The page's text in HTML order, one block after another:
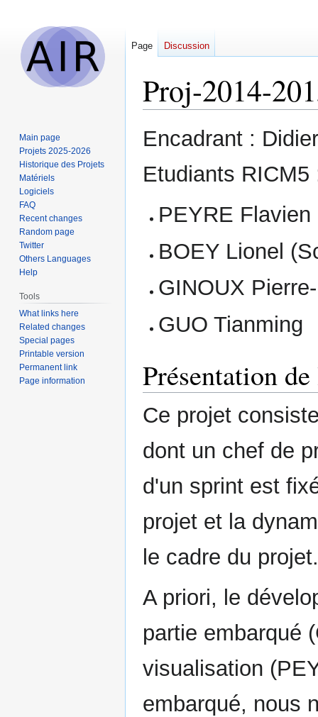
Proj-2014-
Jump
to
Jump
to
Encadrant :
Etudiants RICM5
PEYRE
BOEY Lionel
GINOUX
GUO Tianming
Présentation
Ce projet
dont un chef de
d'un sprint est
projet et la
le cadre du projet.
A priori, le
partie embarqué
visualisation
embarqué, nous
Page Discussion
Main page
Projets 2025-2026
Historique des Projets
Matériels
Logiciels
FAQ
Recent changes
Random page
Twitter
Others Languages
Help
Tools
What links here
Related changes
Special pages
Printable version
Permanent link
Page information